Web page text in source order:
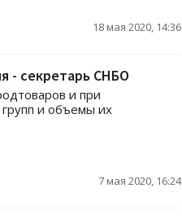
18 мая 2020, 14:36
- секретарь СНБО
и при
и объемы их
7 мая 2020, 16:24